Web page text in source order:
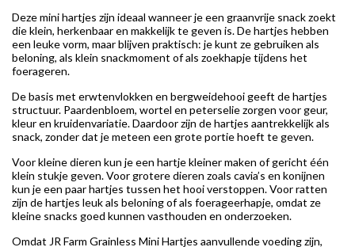
Deze mini hartjes zijn ideaal wanneer je een graanvrije snack zoekt
die klein, herkenbaar en makkelijk te geven is. De hartjes hebben
een leuke vorm, maar blijven praktisch: je kunt ze gebruiken als
beloning, als klein snackmoment of als zoekhapje tijdens het
foerageren.
De basis met erwtenvlokken en bergweidehooi geeft de hartjes
structuur. Paardenbloem, wortel en peterselie zorgen voor geur,
kleur en kruidenvariatie. Daardoor zijn de hartjes aantrekkelijk als
snack, zonder dat je meteen een grote portie hoeft te geven.
Voor kleine dieren kun je een hartje kleiner maken of gericht één
klein stukje geven. Voor grotere dieren zoals cavia’s en konijnen
kun je een paar hartjes tussen het hooi verstoppen. Voor ratten
zijn de hartjes leuk als beloning of als foerageerhapje, omdat ze
kleine snacks goed kunnen vasthouden en onderzoeken.
Omdat JR Farm Grainless Mini Hartjes aanvullende voeding zijn,